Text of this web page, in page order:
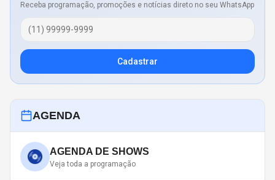
Receba programação, promoções e notícias direto no seu WhatsApp
Cadastrar
AGENDA
AGENDA DE SHOWS
Veja toda a programação